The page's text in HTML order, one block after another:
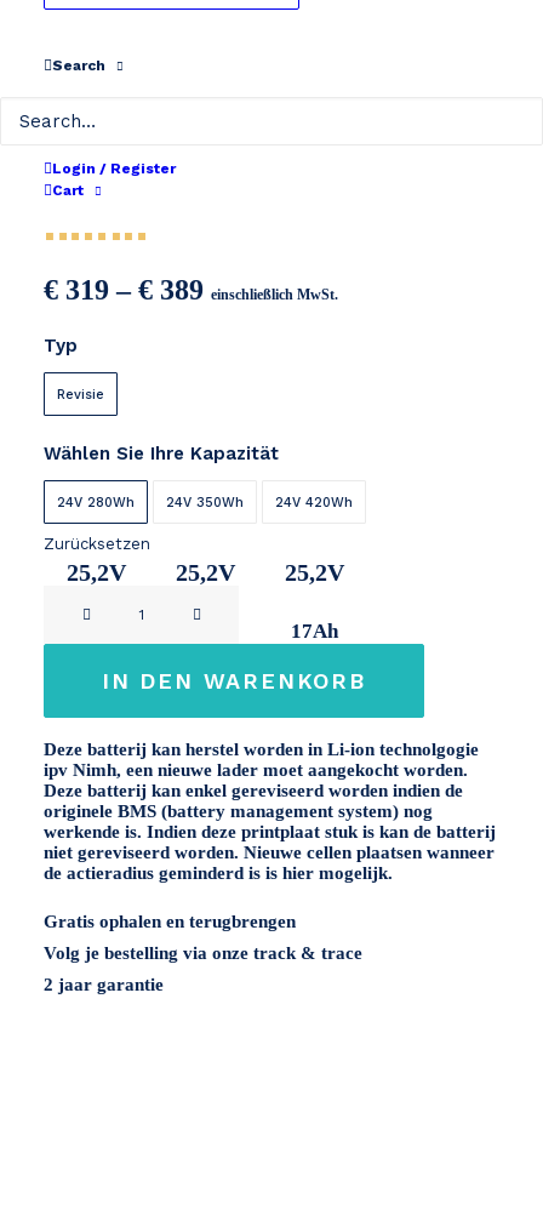
Search
Login / Register
Cart
TranzX BL-01 24V
nimh
€ 319 –€ 389Preisspanne:
einschließlich MwSt.
Typ
Revisie
Wählen Sie Ihre Kapazität
24V 280Wh
25,2V
24V 350Wh
25,2V
24V 420Wh
25,2V
17Ah
Zurücksetzen
Menge
IN DEN WARENKORB
Deze batterij kan herstel worden in Li-ion technolgogie
ipv Nimh, een nieuwe lader moet aangekocht worden.
Deze batterij kan enkel gereviseerd worden indien de
originele BMS (battery management system) nog
werkende is. Indien deze printplaat stuk is kan de batterij
niet gereviseerd worden. Nieuwe cellen plaatsen wanneer
de actieradius geminderd is is hier mogelijk.
Gratis ophalen en terugbrengen
Volg je bestelling via onze track & trace
2 jaar garantie